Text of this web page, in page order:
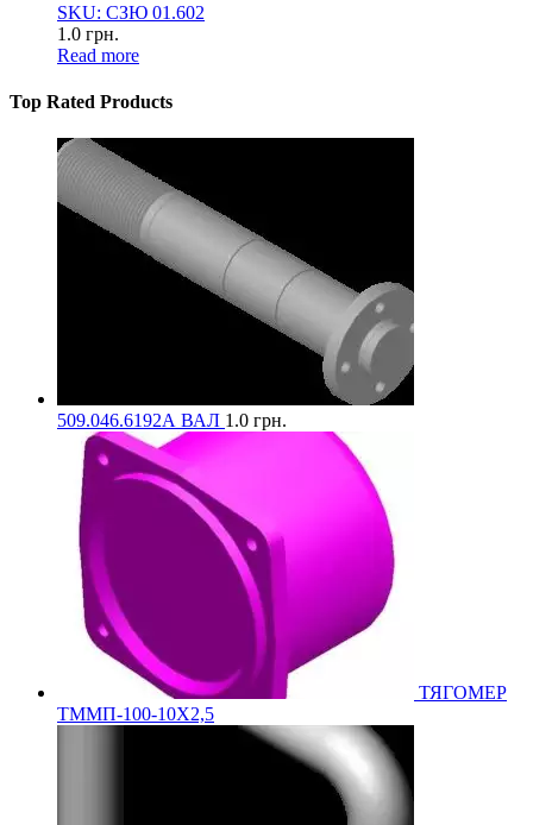
SKU: СЗЮ 01.602
1.0 грн.
Read more
Top Rated Products
509.046.6192А ВАЛ 1.0 грн.
ТЯГОМЕР
ТММП-100-10Х2,5